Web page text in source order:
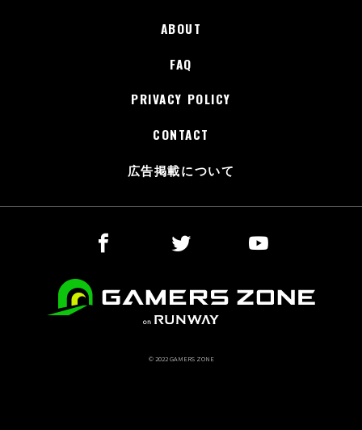
ABOUT
FAQ
PRIVACY POLICY
CONTACT
広告掲載について
© 2022 GAMERS ZONE